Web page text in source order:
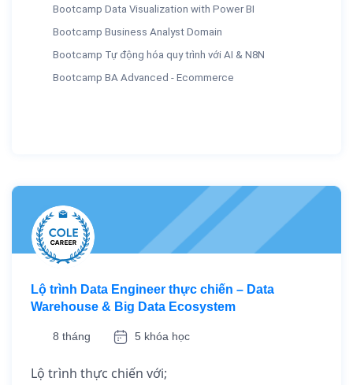
Bootcamp Data Visualization with Power BI
Bootcamp Business Analyst Domain
Bootcamp Tự động hóa quy trình với AI & N8N
Bootcamp BA Advanced - Ecommerce
Lộ trình Data Engineer thực chiến – Data
Warehouse & Big Data Ecosystem
8 tháng 5 khóa học
Lộ trình thực chiến với;